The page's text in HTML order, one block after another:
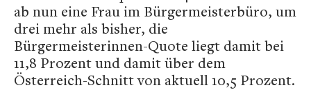
ab nun eine Frau im Bürgermeisterbüro, um
drei mehr als bisher, die
Bürgermeisterinnen-Quote liegt damit bei
11,8 Prozent und damit über dem
Österreich-Schnitt von aktuell 10,5 Prozent.